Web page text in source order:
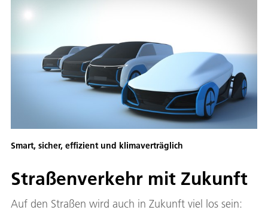
Zusammenarbeit mit internationalen
Industrie und Arbeitsmarkt sowie Sicherheit und
Verteidigung.
Smart, sicher, effizient und klimaverträglich
Straßenverkehr mit Zukunft
Auf den Straßen wird auch in Zukunft viel los sein: